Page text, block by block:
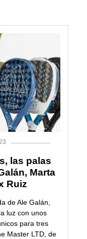
las palas
Marta
Ruiz
deAle Galán
luz con unos
para tres
Master LTD , de